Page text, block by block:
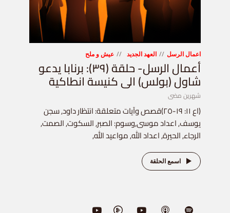
اعمال الرسل العهد الجديد عيش و ملح
أعمال الرسل- حلقة (٣٩): برنابا يدعو
شاول (بولس) الى كنيسة انطاكية
شهرين مضى
(اع ١١: ١٩-٢٥)قصص وآيات متعلقة: انتظار داود, سجن
يوسف, اعداد موسى,وسوم: الصبر, السكوت, الصمت,
الرجاء, الحيرة, اعداد الله, مواعيد الله,
اسمع الحلقة